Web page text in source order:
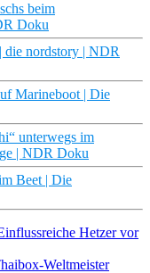
beim
Doku
die nordstory | NDR
Marineboot | Die
unterwegs im
| NDR Doku
Beet | Die
Hetzer vor
Weltmeister